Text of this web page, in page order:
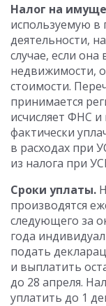
Налог на
используемую в
деятельности,
случае, если
недвижимости,
стоимости.
принимается
исчисляет ФНС
фактически
в расходах при
из налога при
Сроки уплаты.
производятся
следующего за
года
подать
и выплатить
до 28 апреля.
уплатить до 1